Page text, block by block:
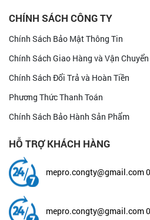
CHÍNH SÁCH CÔNG TY
Chính Sách Bảo Mật Thông Tin
Chính Sách Giao Hàng và Vận Chuyển
Chính Sách Đổi Trả và Hoàn Tiền
Phương Thức Thanh Toán
Chính Sách Bảo Hành Sản Phẩm
HỖ TRỢ KHÁCH HÀNG
mepro.congty@gmail.com
mepro.congty@gmail.com